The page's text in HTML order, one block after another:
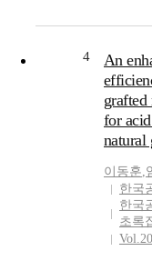
기대하
자들은
자녀양
지각하
출소 후
및 회복
다. 또한
자녀와
고충을
소자의
원방안
4
An
grafted
for
natural
이동훈,
한국
한국
초록